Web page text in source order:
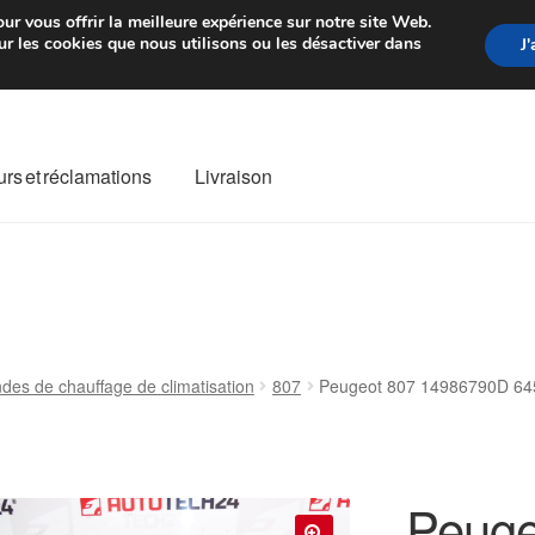
de 7 EUR Du lundi au
et réclamations Livraison
de chauffage de climatisation 807 Peugeot 807 14986790D
vous offrir la meilleure expérience sur notre site Web.
les cookies que nous utilisons ou les désactiver dans